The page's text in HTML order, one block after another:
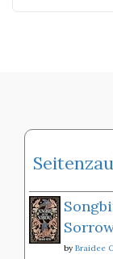
by Braidee